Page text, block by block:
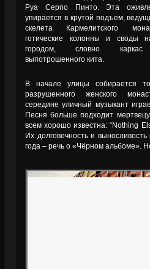
Руа Серпо Пинто. Эта
упирается в крутой подъем,
скелета Кармелитского
готические колонны и своды
городом, словно каркас
выпотрошенного кита.
В начале улицы собирается
разрушенного женского
середине уличный музыкант
Песня больше подходит
всем хорошо известна: “Nothing
Их долговечность и
года – речь о «Чёрном альбоме».